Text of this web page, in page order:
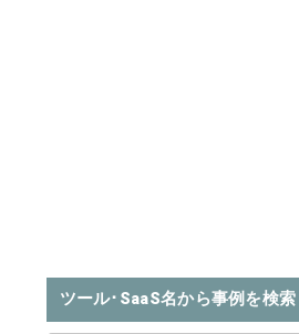
ツール･SaaS名から事例を検索